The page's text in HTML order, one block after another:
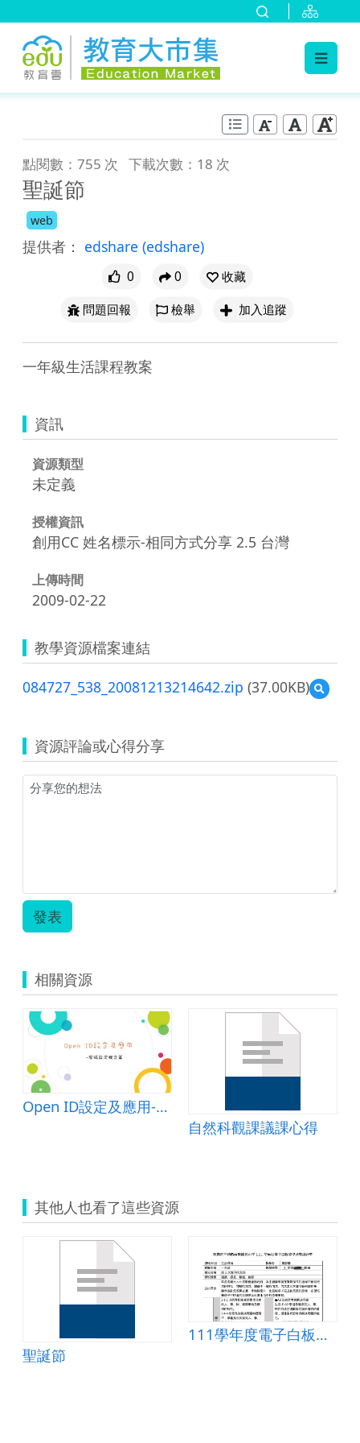
點閱數：755 次 下載次數：18 次
聖誕節
web
提供者： edshare (edshare)
0 0
收藏
問題回報
檢舉 加入追蹤
一年級生活課程教案
資訊
資源類型
未定義
授權資訊
創用CC 姓名標示-相同方式分享 2.5 台灣
上傳時間
2009-02-22
教學資源檔案連結
084727_538_20081213214642.zip (37.00KB)
預
覽
資源評論或心得分享
發表
相關資源
Open ID設定及應用-密碼設定概念篇
自然科觀課議課心得
其他人也看了這些資源
聖誕節
111學年度電子白板教學活動設計單-大家來吹泡泡